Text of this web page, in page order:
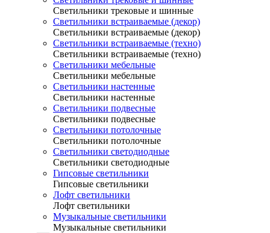
Светильники трековые и шинные
Светильники встраиваемые (декор)
Светильники встраиваемые (декор)
Светильники встраиваемые (техно)
Светильники встраиваемые (техно)
Светильники мебельные
Светильники мебельные
Светильники настенные
Светильники настенные
Светильники подвесные
Светильники подвесные
Светильники потолочные
Светильники потолочные
Светильники светодиодные
Светильники светодиодные
Гипсовые светильники
Гипсовые светильники
Лофт светильники
Лофт светильники
Музыкальные светильники
Музыкальные светильники